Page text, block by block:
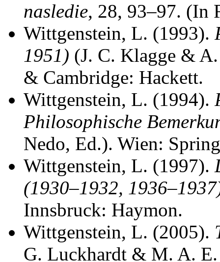
nasledie, 28, 93–97. (In
Wittgenstein, L. (1993).
1951) (J. C. Klagge &
& Cambridge: Hackett.
Wittgenstein, L. (1994).
Philosophische
Nedo, Ed.). Wien:
Wittgenstein, L. (1997).
(1930–1932,
Innsbruck: Haymon.
Wittgenstein, L. (2005).
G. Luckhardt & M. A.